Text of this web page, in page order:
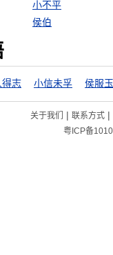
小不平
侯伯
得志 小信未孚 侯服
关于我们 | 联系方式|
粤ICP备